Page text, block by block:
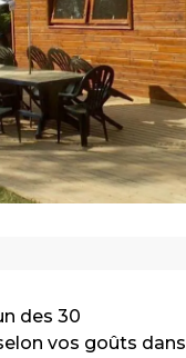
des 30
vos goûts dans